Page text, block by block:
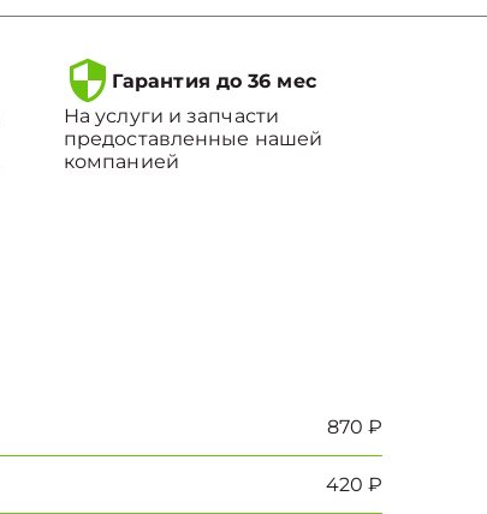
Гарантия до 36 мес
На услуги и запчасти
предоставленные нашей
компанией
870 ₽
420 ₽